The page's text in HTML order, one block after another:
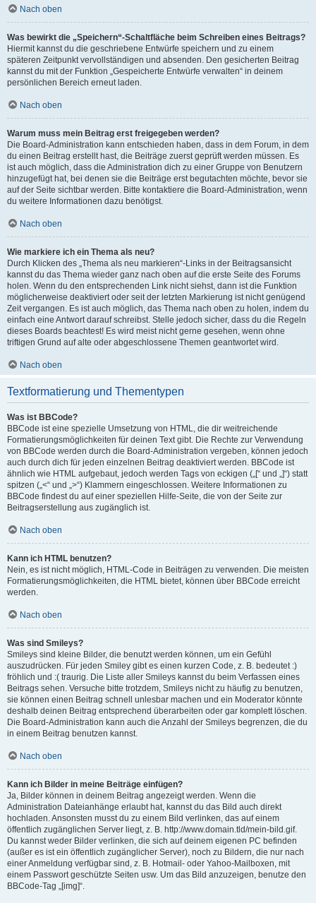
Nach oben
Was bewirkt die „Speichern“-Schaltfläche beim Schreiben eines Beitrags?
Hiermit kannst du die geschriebene Entwürfe speichern und zu einem
späteren Zeitpunkt vervollständigen und absenden. Den gesicherten Beitrag
kannst du mit der Funktion „Gespeicherte Entwürfe verwalten“ in deinem
persönlichen Bereich erneut laden.
Nach oben
Warum muss mein Beitrag erst freigegeben werden?
Die Board-Administration kann entschieden haben, dass in dem Forum, in dem
du einen Beitrag erstellt hast, die Beiträge zuerst geprüft werden müssen. Es
ist auch möglich, dass die Administration dich zu einer Gruppe von Benutzern
hinzugefügt hat, bei denen sie die Beiträge erst begutachten möchte, bevor sie
auf der Seite sichtbar werden. Bitte kontaktiere die Board-Administration, wenn
du weitere Informationen dazu benötigst.
Nach oben
Wie markiere ich ein Thema als neu?
Durch Klicken des „Thema als neu markieren“-Links in der Beitragsansicht
kannst du das Thema wieder ganz nach oben auf die erste Seite des Forums
holen. Wenn du den entsprechenden Link nicht siehst, dann ist die Funktion
möglicherweise deaktiviert oder seit der letzten Markierung ist nicht genügend
Zeit vergangen. Es ist auch möglich, das Thema nach oben zu holen, indem du
einfach eine Antwort darauf schreibst. Stelle jedoch sicher, dass du die Regeln
dieses Boards beachtest! Es wird meist nicht gerne gesehen, wenn ohne
triftigen Grund auf alte oder abgeschlossene Themen geantwortet wird.
Nach oben
Textformatierung und Thementypen
Was ist BBCode?
BBCode ist eine spezielle Umsetzung von HTML, die dir weitreichende
Formatierungsmöglichkeiten für deinen Text gibt. Die Rechte zur Verwendung
von BBCode werden durch die Board-Administration vergeben, können jedoch
auch durch dich für jeden einzelnen Beitrag deaktiviert werden. BBCode ist
ähnlich wie HTML aufgebaut, jedoch werden Tags von eckigen („[“ und „]“) statt
spitzen („<“ und „>“) Klammern eingeschlossen. Weitere Informationen zu
BBCode findest du auf einer speziellen Hilfe-Seite, die von der Seite zur
Beitragserstellung aus zugänglich ist.
Nach oben
Kann ich HTML benutzen?
Nein, es ist nicht möglich, HTML-Code in Beiträgen zu verwenden. Die meisten
Formatierungsmöglichkeiten, die HTML bietet, können über BBCode erreicht
werden.
Nach oben
Was sind Smileys?
Smileys sind kleine Bilder, die benutzt werden können, um ein Gefühl
auszudrücken. Für jeden Smiley gibt es einen kurzen Code, z. B. bedeutet :)
fröhlich und :( traurig. Die Liste aller Smileys kannst du beim Verfassen eines
Beitrags sehen. Versuche bitte trotzdem, Smileys nicht zu häufig zu benutzen,
sie können einen Beitrag schnell unlesbar machen und ein Moderator könnte
deshalb deinen Beitrag entsprechend überarbeiten oder gar komplett löschen.
Die Board-Administration kann auch die Anzahl der Smileys begrenzen, die du
in einem Beitrag benutzen kannst.
Nach oben
Kann ich Bilder in meine Beiträge einfügen?
Ja, Bilder können in deinem Beitrag angezeigt werden. Wenn die
Administration Dateianhänge erlaubt hat, kannst du das Bild auch direkt
hochladen. Ansonsten musst du zu einem Bild verlinken, das auf einem
öffentlich zugänglichen Server liegt, z. B. http://www.domain.tld/mein-bild.gif.
Du kannst weder Bilder verlinken, die sich auf deinem eigenen PC befinden
(außer es ist ein öffentlich zugänglicher Server), noch zu Bildern, die nur nach
einer Anmeldung verfügbar sind, z. B. Hotmail- oder Yahoo-Mailboxen, mit
einem Passwort geschützte Seiten usw. Um das Bild anzuzeigen, benutze den
BBCode-Tag „[img]“.